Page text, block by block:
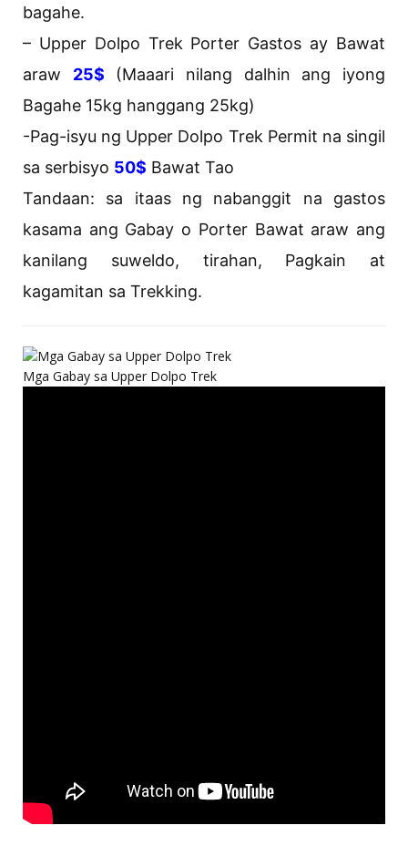
bagahe.
– Upper Dolpo Trek Porter Gastos ay Bawat
araw 25$ (Maaari nilang dalhin ang iyong
Bagahe 15kg hanggang 25kg)
-Pag-isyu ng Upper Dolpo Trek Permit na singil
sa serbisyo 50$ Bawat Tao
Tandaan: sa itaas ng nabanggit na gastos
kasama ang Gabay o Porter Bawat araw ang
kanilang suweldo, tirahan, Pagkain at
kagamitan sa Trekking.
Mga Gabay sa Upper Dolpo Trek